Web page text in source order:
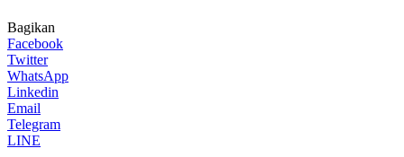
Bagikan
Facebook
Twitter
WhatsApp
Linkedin
Email
Telegram
LINE